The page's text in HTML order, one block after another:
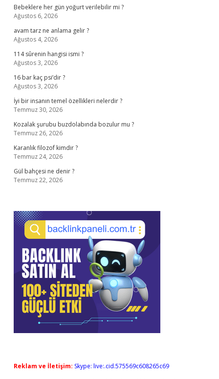
Bebeklere her gün yoğurt verilebilir mi ?
Ağustos 6, 2026
avam tarz ne anlama gelir ?
Ağustos 4, 2026
114 sûrenin hangisi ismi ?
Ağustos 3, 2026
16 bar kaç psi’dir ?
Ağustos 3, 2026
İyi bir insanın temel özellikleri nelerdir ?
Temmuz 30, 2026
Kozalak şurubu buzdolabında bozulur mu ?
Temmuz 26, 2026
Karanlık filozof kimdir ?
Temmuz 24, 2026
Gül bahçesi ne denir ?
Temmuz 22, 2026
Reklam ve İletişim: Skype: live:.cid.575569c608265c69